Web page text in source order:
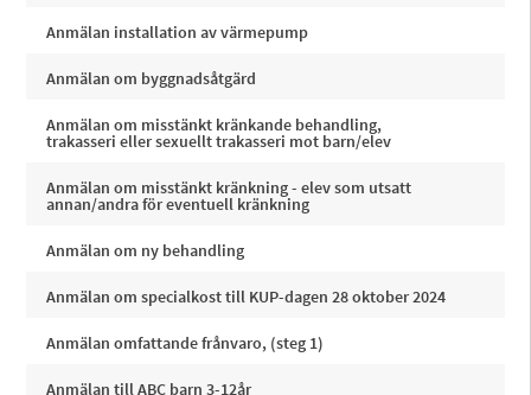
Anmälan installation av värmepump
Anmälan om byggnadsåtgärd
Anmälan om misstänkt kränkande behandling,
trakasseri eller sexuellt trakasseri mot barn/elev
Anmälan om misstänkt kränkning - elev som utsatt
annan/andra för eventuell kränkning
Anmälan om ny behandling
Anmälan om specialkost till KUP-dagen 28 oktober 2024
Anmälan omfattande frånvaro, (steg 1)
Anmälan till ABC barn 3-12år